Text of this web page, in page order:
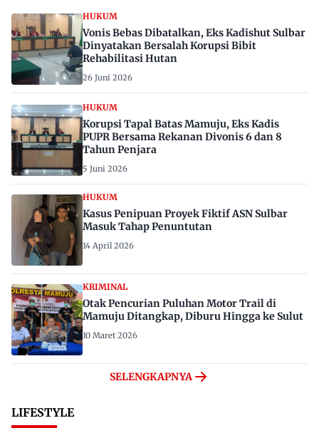
HUKUM
Vonis Bebas Dibatalkan, Eks Kadishut Sulbar
Dinyatakan Bersalah Korupsi Bibit
Rehabilitasi Hutan
26 Juni 2026
HUKUM
Korupsi Tapal Batas Mamuju, Eks Kadis
PUPR Bersama Rekanan Divonis 6 dan 8
Tahun Penjara
5 Juni 2026
HUKUM
Kasus Penipuan Proyek Fiktif ASN Sulbar
Masuk Tahap Penuntutan
14 April 2026
KRIMINAL
Otak Pencurian Puluhan Motor Trail di
Mamuju Ditangkap, Diburu Hingga ke Sulut
10 Maret 2026
SELENGKAPNYA
LIFESTYLE